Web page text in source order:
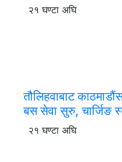
२१ घण्टा अघि
तौलिहवाबाट
बस सेवा सुरु, चार्जिङ
२१ घण्टा अघि